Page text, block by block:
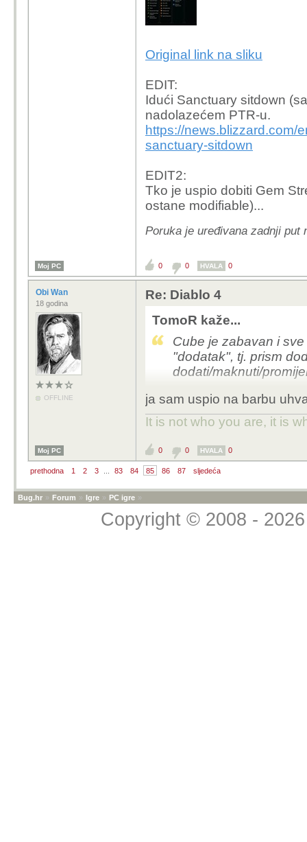
Original link na sliku
EDIT:
Idući Sanctuary sitdown
nadolazećem PTR-u.
https://news.blizzard.com/
sanctuary-sitdown
EDIT2:
Tko je uspio dobiti Gem
ostane modifiable)...
Poruka je uređivana zadnji put
Moj PC 0 0 HVALA 0
Obi Wan
18 godina
OFFLINE
Re: Diablo 4
TomoR kaže...
Cube je zabavan i
"dodatak", tj. prism
dodati/maknuti/
Ovo mislim da je
Original link na sliku
EDIT:
Idući Sanctuary
nadolazećem PTR-u.
https://
sanctuary-sitdown
ja sam uspio na barbu
It is not who you are, it is
Moj PC 0 0 HVALA 0
prethodna 1 2 3 83 84 85 86 87 sljedeća
Bug.hr » Forum » Igre » PC igre »
Copyright © 2008 -